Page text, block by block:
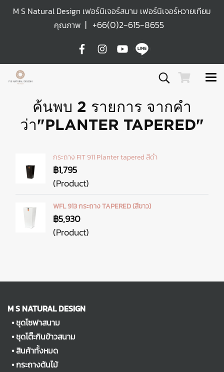
M S Natural Design เฟอร์นิเจอร์สนาม เฟอร์นิเจอร์หวายเทียม
คุณภาพ | +66(0)2-615-8655
ค้นพบ 2 รายการ จากคำ
ว่า"PLANTER TAPERED"
กระถาง FIT 911 Planter tapered สีดำ
฿1,795
(Product)
WFL 913 กระถาง TAPERED (สีขาว)
฿5,930
(Product)
M S NATURAL DESIGN
•ชุดโซฟาสนาม
•ชุดโต๊ะกินข้าวสนาม
•สินค้าทั้งหมด
•กระถางต้นไม้